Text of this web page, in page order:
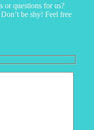
or questions for us?
be shy! Feel free